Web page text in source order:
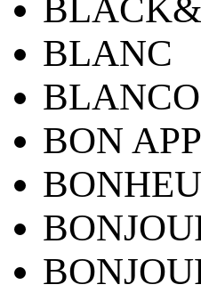
BLANC
BLANCO
BON